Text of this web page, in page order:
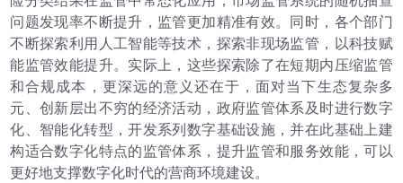
问题发现率不断提升，监管更加精准有效。同时，各个部门
不断探索利用人工智能等技术，探索非现场监管，以科技赋
能监管效能提升。实际上，这些探索除了在短期内压缩监管
和合规成本，更深远的意义还在于，面对当下生态复杂多
元、创新层出不穷的经济活动，政府监管体系及时进行数字
化、智能化转型，开发系列数字基础设施，并在此基础上建
构适合数字化特点的监管体系，提升监管和服务效能，可以
更好地支撑数字化时代的营商环境建设。